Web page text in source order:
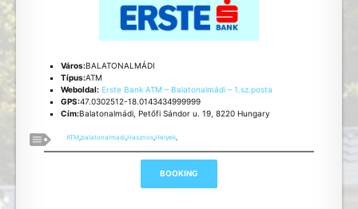
Város:BALATONALMÁDI
Típus:ATM
Weboldal: Erste Bank ATM – Balatonalmádi – 1.sz.posta
GPS:47.0302512-18.0143434999999
Cím:Balatonalmádi, Petőfi Sándor u. 19, 8220 Hungary
ATM,balatonalmadi,Hasznos,Helyek,